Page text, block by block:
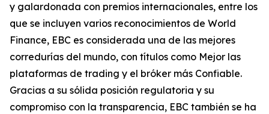
y galardonada con premios internacionales, entre los
que se incluyen varios reconocimientos de World
Finance, EBC es considerada una de las mejores
corredurías del mundo, con títulos como Mejor las
plataformas de trading y el bróker más Confiable.
Gracias a su sólida posición regulatoria y su
compromiso con la transparencia, EBC también se ha